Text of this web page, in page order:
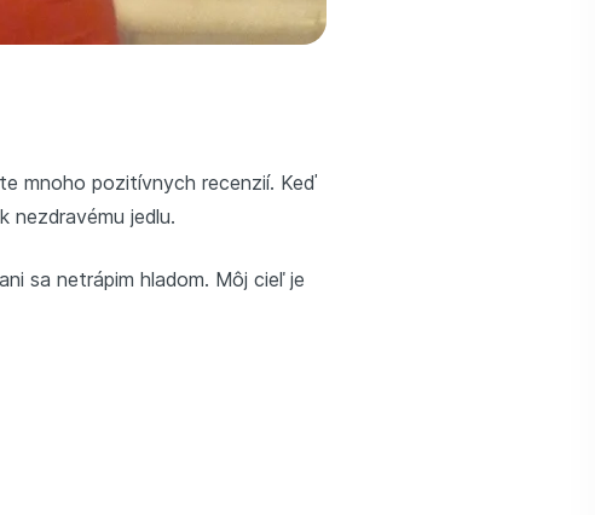
mnoho pozitívnych recenzií. Keď
nezdravému jedlu.
sa netrápim hladom. Môj cieľ je